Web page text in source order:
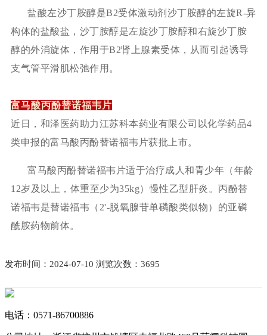
发布时间：2024-07-10 浏览次数：3695
盐酸左沙丁胺醇是B2受体激动剂沙丁胺醇的左旋R-异
构体的盐酸盐，沙丁胺醇是左旋沙丁胺醇和右旋沙丁胺
醇的外消旋体，作用于B2肾上腺素受体，从而引起诱导
支气管平滑肌松弛作用。
富马酸丙酚替诺福韦片
近日，和泽医药助力江苏科本药业有限公司以化学药品4
类申报的富马酸丙酚替诺福韦片获批上市。
富马酸丙酚替诺福韦片适于治疗成人和青少年（年龄
12岁及以上，体重至少为35kg）慢性乙型肝炎。丙酚替
诺福韦是替诺福韦（2'-脱氧腺苷单磷酸类似物）的亚磷
酰胺药物前体。
电话： 0571-86700886